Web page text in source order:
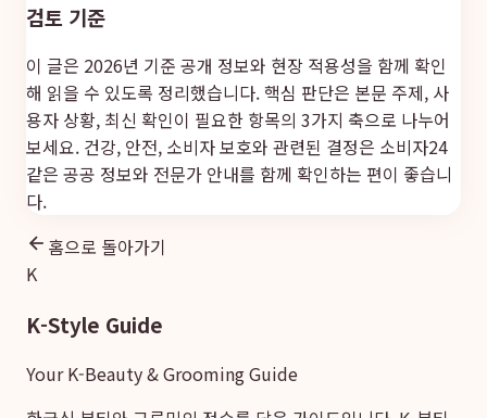
검토 기준
이 글은 2026년 기준 공개 정보와 현장 적용성을 함께 확인
해 읽을 수 있도록 정리했습니다. 핵심 판단은 본문 주제, 사
용자 상황, 최신 확인이 필요한 항목의 3가지 축으로 나누어
보세요. 건강, 안전, 소비자 보호와 관련된 결정은 소비자24
같은 공공 정보와 전문가 안내를 함께 확인하는 편이 좋습니
다.
홈으로 돌아가기
K
K-Style Guide
Your K-Beauty & Grooming Guide